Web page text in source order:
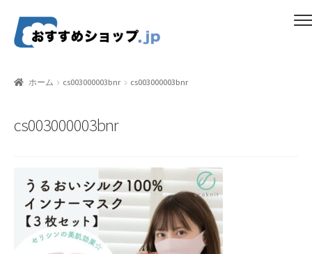
ナ
ビ
ン
コ
ン
ス
ギフトカタログ（ユニバース）
CF Dashboard
CF User Registration
ホーム cs003000003bnr cs003000003bnr
cs003000003bnr